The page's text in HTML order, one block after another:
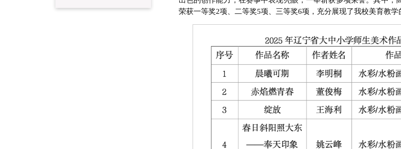
荣获一等奖2项、二等奖5项、三等奖6项，充分展现了我校美育教学